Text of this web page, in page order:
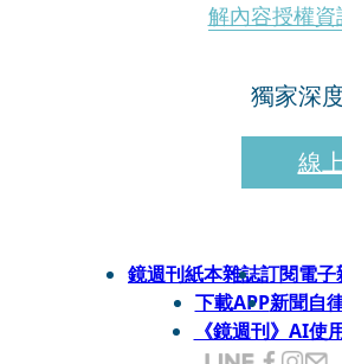
解內容授權資
獨家深
線
鏡週刊紙本雜誌訂閱電子
下載APP新聞自
《鏡週刊》AI使